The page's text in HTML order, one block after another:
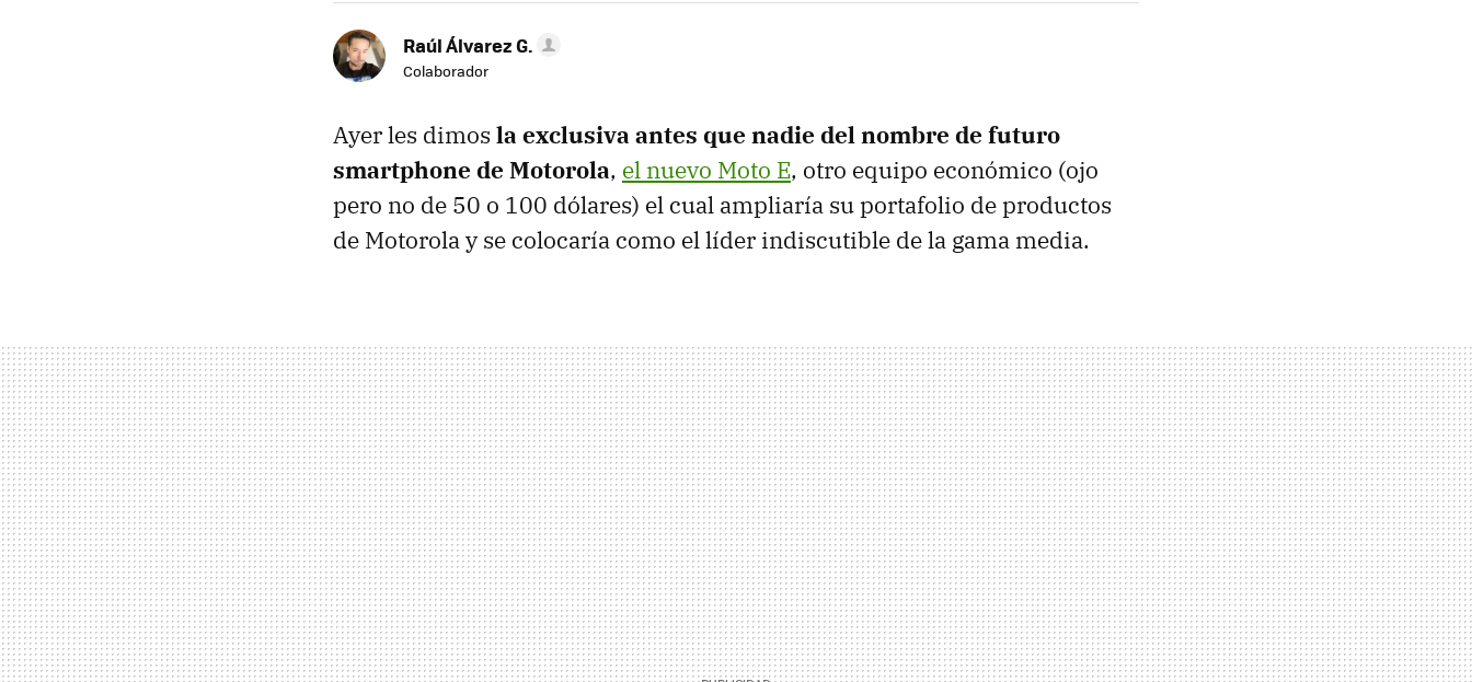
Raúl Álvarez G.
Colaborador
Ayer les dimos la exclusiva antes que nadie del nombre de futuro
smartphone de Motorola, el nuevo Moto E, otro equipo económico (ojo
pero no de 50 o 100 dólares) el cual ampliaría su portafolio de productos
de Motorola y se colocaría como el líder indiscutible de la gama media.